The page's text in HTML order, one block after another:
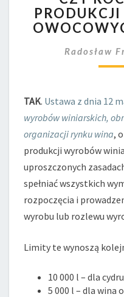
Radosław
TAK. Ustawa z dnia 12
wyrobów winiarskich,
organizacji rynku wina,
produkcji wyrobów
uproszczonych
spełniać wszystkich
rozpoczęcia i
wyrobu lub rozlewu
Limity te wynoszą
10 000 l – dla
5 000 l – dla wina